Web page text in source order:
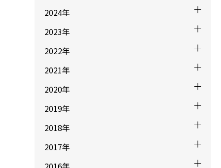
2024年
2023年
2022年
2021年
2020年
2019年
2018年
2017年